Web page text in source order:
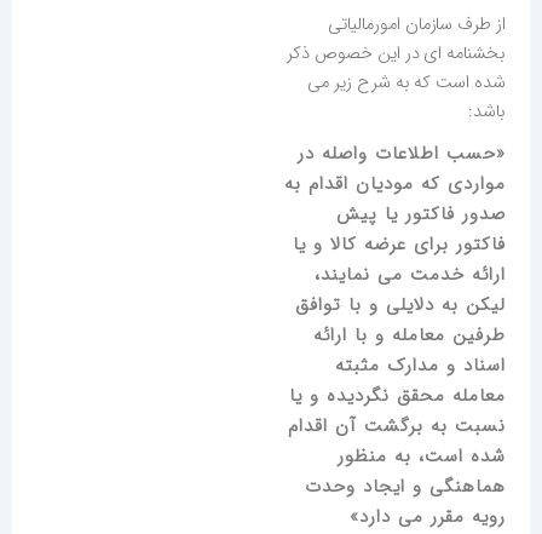
از طرف سازمان امورمالیاتی
بخشنامه ای در این خصوص ذکر
شده است که به شرح زیر می
باشد:
«حسب اطلاعات واصله در
مواردی که مودیان اقدام به
صدور فاکتور یا پیش
فاکتور برای عرضه کالا و یا
ارائه خدمت می نمایند،
لیکن به دلایلی و با توافق
طرفین معامله و با ارائه
اسناد و مدارک مثبته
معامله محقق نگردیده و یا
نسبت به برگشت آن اقدام
شده است، به منظور
هماهنگی و ایجاد وحدت
رویه مقرر می دارد»